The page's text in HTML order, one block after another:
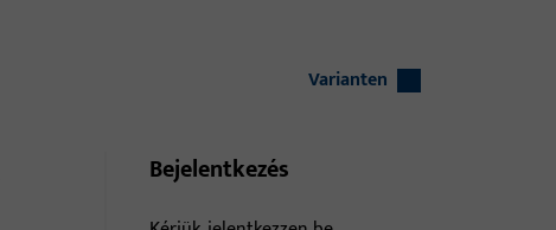
Varianten
Bejelentkezés